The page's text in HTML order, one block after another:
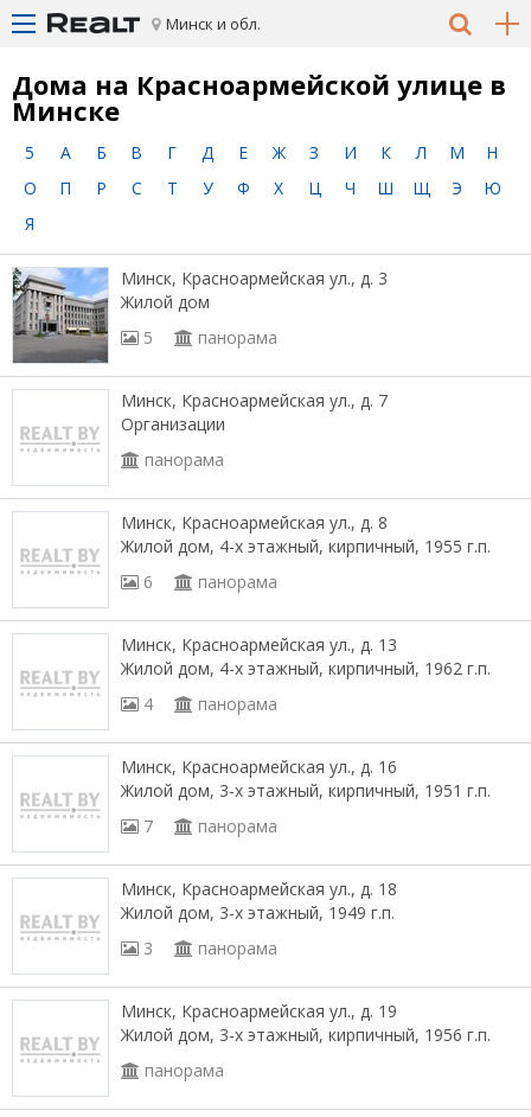
Минск и обл.
Дома на Красноармейской улице в
Минске
5 А Б В Г Д Е Ж З И К Л М
Н
О
П Р С Т У Ф Х Ц Ч Ш Щ Э
Ю
Я
Минск, Красноармейская ул., д. 3
Жилой дом
5
панорама
Минск, Красноармейская ул., д. 7
Организации
панорама
Минск, Красноармейская ул., д. 8
Жилой дом, 4-х этажный, кирпичный, 1955 г.п.
6
панорама
Минск, Красноармейская ул., д. 13
Жилой дом, 4-х этажный, кирпичный, 1962 г.п.
4
панорама
Минск, Красноармейская ул., д. 16
Жилой дом, 3-х этажный, кирпичный, 1951 г.п.
7
панорама
Минск, Красноармейская ул., д. 18
Жилой дом, 3-х этажный, 1949 г.п.
3
панорама
Минск, Красноармейская ул., д. 19
Жилой дом, 3-х этажный, кирпичный, 1956 г.п.
панорама